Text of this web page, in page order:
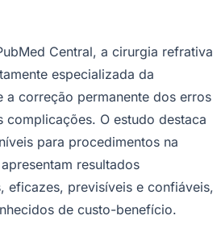
Central, a cirurgia refrativa
especializada da
a correção permanente dos erros
complicações. O estudo destaca
para procedimentos na
resultados
eficazes, previsíveis e confiáveis,
de custo-benefício.